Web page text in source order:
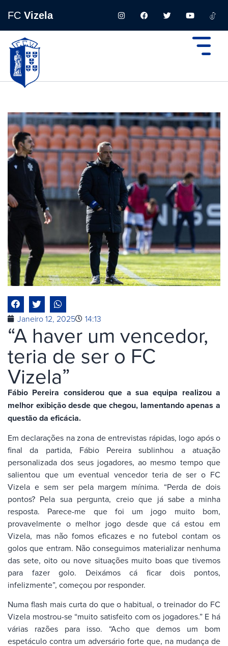
FC Vizela
Janeiro 12, 2025 14:13
“A haver um vencedor,
teria de ser o FC
Vizela”
Fábio Pereira considerou que a sua equipa realizou a
melhor exibição desde que chegou, lamentando apenas a
questão da eficácia.
Em declarações na zona de entrevistas rápidas, logo após o
final da partida, Fábio Pereira sublinhou a atuação
personalizada dos seus jogadores, ao mesmo tempo que
salientou que um eventual vencedor teria de ser o FC
Vizela e sem ser pela margem mínima. “Perda de dois
pontos? Pela sua pergunta, creio que já sabe a minha
resposta. Parece-me que foi um jogo muito bom,
provavelmente o melhor jogo desde que cá estou em
Vizela, mas não fomos eficazes e no futebol contam os
golos que entram. Não conseguimos materializar nenhuma
das sete, oito ou nove situações muito boas que tivemos
para fazer golo. Deixámos cá ficar dois pontos,
infelizmente”, começou por responder.
Numa flash mais curta do que o habitual, o treinador do FC
Vizela mostrou-se “muito satisfeito com os jogadores.” E há
várias razões para isso. “Acho que demos um bom
espetáculo contra um adversário forte que, na mudança de